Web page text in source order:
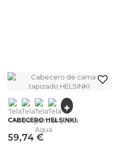
CABECERO HELSINKI
59,74 €